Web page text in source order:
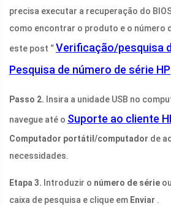
precisa executar a recuperação do
como encontrar o produto e o número
este post “Verificação/pesquisa
Pesquisa de número de série HP
Passo 2. Insira a unidade USB no
navegue até o Suporte ao cliente
Computador portátil/computador de
necessidades.
Etapa 3. Introduzir o número de série ou
caixa de pesquisa e clique em Enviar .